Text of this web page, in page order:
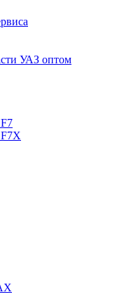
УАЗ оптом